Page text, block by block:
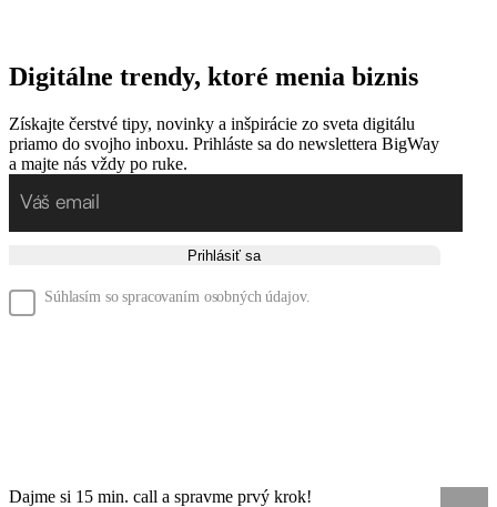
Digitálne trendy, ktoré menia biznis
Získajte čerstvé tipy, novinky a inšpirácie zo sveta digitálu
priamo do svojho inboxu. Prihláste sa do newslettera BigWay
a majte nás vždy po ruke.
Prihlásiť sa
Súhlasím so spracovaním osobných údajov.
Dajme si 15 min. call a spravme prvý krok!